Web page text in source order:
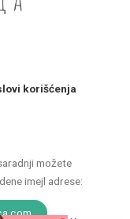
možete
imejl adrese:
korišćenja